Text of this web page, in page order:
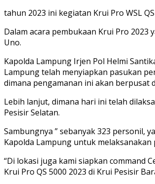
tahun 2023 ini kegiatan Krui Pro WSL
Dalam acara pembukaan Krui Pro 2023
Uno.
Kapolda Lampung Irjen Pol Helmi
Lampung telah menyiapkan pasukan
dimana pengamanan ini akan berpusat
Lebih lanjut, dimana hari ini telah
Pesisir Selatan.
Sambungnya ” sebanyak 323 personil,
Kapolda Lampung untuk
“Di lokasi juga kami siapkan command
Krui Pro QS 5000 2023 di Krui Pesisir